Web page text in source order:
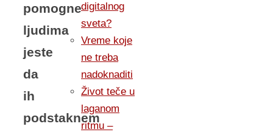
pomogne
ljudima
jeste
da
ih
podstaknem
digitalnog
sveta?
Vreme koje
ne treba
nadoknaditi
Život teče u
laganom
ritmu –